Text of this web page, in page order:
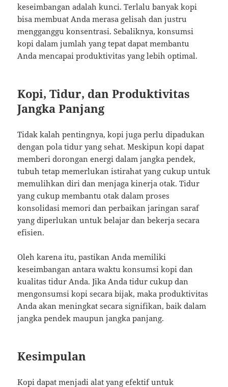
keseimbangan adalah kunci. Terlalu banyak kopi
bisa membuat Anda merasa gelisah dan justru
mengganggu konsentrasi. Sebaliknya, konsumsi
kopi dalam jumlah yang tepat dapat membantu
Anda mencapai produktivitas yang lebih optimal.
Kopi, Tidur, dan Produktivitas
Jangka Panjang
Tidak kalah pentingnya, kopi juga perlu dipadukan
dengan pola tidur yang sehat. Meskipun kopi dapat
memberi dorongan energi dalam jangka pendek,
tubuh tetap memerlukan istirahat yang cukup untuk
memulihkan diri dan menjaga kinerja otak. Tidur
yang cukup membantu otak dalam proses
konsolidasi memori dan perbaikan jaringan saraf
yang diperlukan untuk belajar dan bekerja secara
efisien.
Oleh karena itu, pastikan Anda memiliki
keseimbangan antara waktu konsumsi kopi dan
kualitas tidur Anda. Jika Anda tidur cukup dan
mengonsumsi kopi secara bijak, maka produktivitas
Anda akan meningkat secara signifikan, baik dalam
jangka pendek maupun jangka panjang.
Kesimpulan
Kopi dapat menjadi alat yang efektif untuk